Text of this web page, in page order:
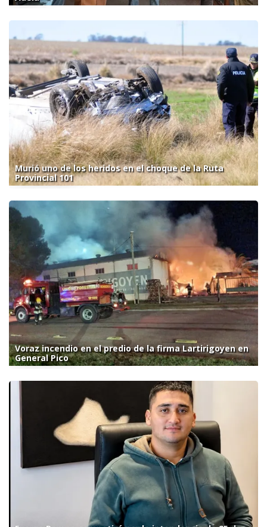
Murió uno de los heridos en el choque de la Ruta
Provincial 101
Voraz incendio en el predio de la firma Lartirigoyen en
General Pico